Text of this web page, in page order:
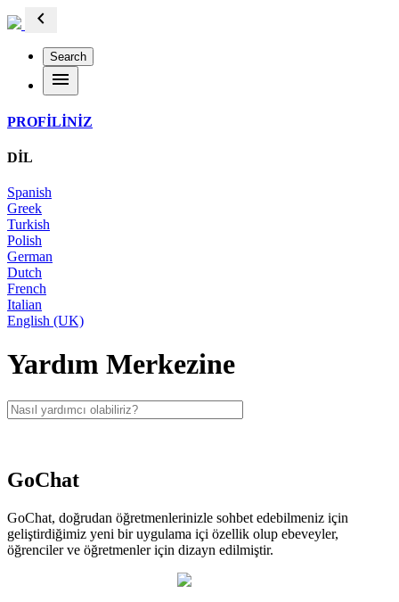
chevron_left
Search
menu
PROFİLİNİZ
DİL
Spanish
Greek
Turkish
Polish
German
Dutch
French
Italian
English (UK)
Yardım Merkezine
GoChat
GoChat, doğrudan öğretmenlerinizle sohbet edebilmeniz için
geliştirdiğimiz yeni bir uygulama içi özellik olup ebeveyler,
öğrenciler ve öğretmenler için dizayn edilmiştir.